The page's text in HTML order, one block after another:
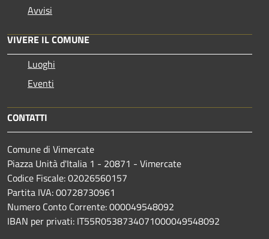
Avvisi
VIVERE IL COMUNE
Luoghi
Eventi
CONTATTI
Comune di Vimercate
Piazza Unità d'Italia 1 - 20871 - Vimercate
Codice Fiscale: 02026560157
Partita IVA: 00728730961
Numero Conto Corrente: 000049548092
IBAN per privati: IT55R0538734071000049548092